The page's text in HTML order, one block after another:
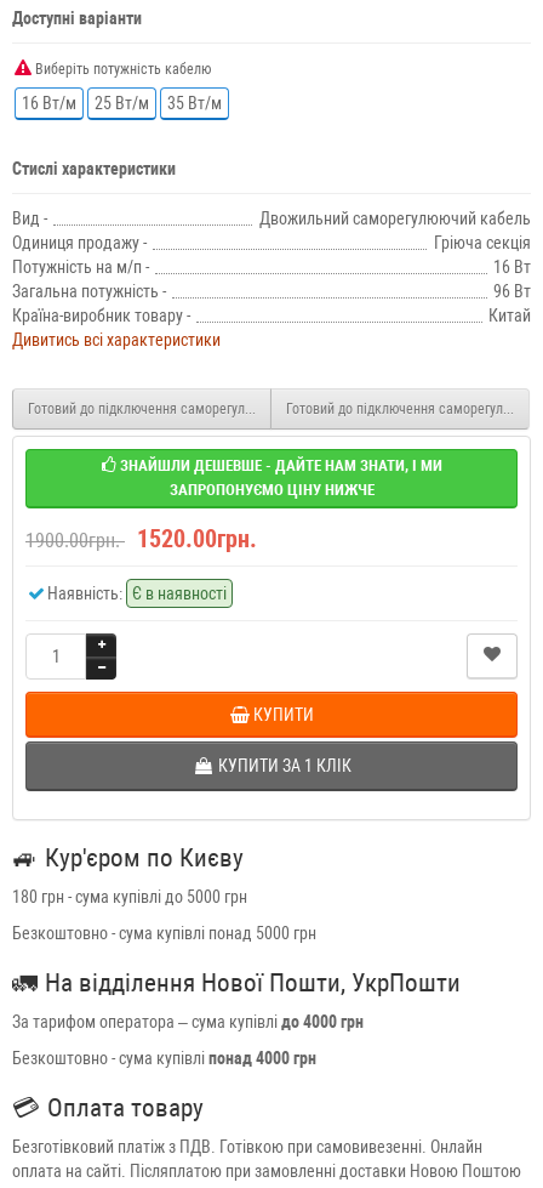
Доступні варіанти
Виберіть потужність кабелю
16 Вт/м 25 Вт/м 35 Вт/м
Стислі характеристики
Вид -
Двожильний саморегулюючий кабель
Одиниця продажу -
Гріюча секція
Потужність на м/п -
16 Вт
Загальна потужність -
96 Вт
Країна-виробник товару -
Китай
Дивитись всі характеристики
Готовий до підключення саморегулюючий кабель SRL для труб (5м.)
Готовий до підключення
ЗНАЙШЛИ ДЕШЕВШЕ - ДАЙТЕ НАМ ЗНАТИ, І МИ
ЗАПРОПОНУЄМО ЦІНУ НИЖЧЕ
1900.00грн. 1520.00грн.
Наявність: Є в наявності
КУПИТИ
КУПИТИ ЗА 1 КЛIК
🚙 Кур'єром по Києву
180 грн - сума купівлі до 5000 грн
Безкоштовно - сума купівлі понад 5000 грн
🚛 На відділення Нової Пошти, УкрПошти
За тарифом оператора – сума купівлідо 4000 грн
Безкоштовно - сума купівліпонад 4000 грн
💳 Оплата товару
Безготівковий платіж з ПДВ. Готівкою при самовивезенні. Онлайн
оплата на сайті. Післяплатою при замовленні доставки Новою Поштою